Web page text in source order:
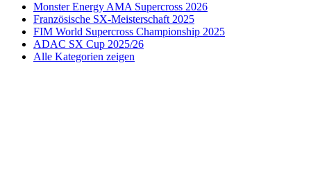
Monster Energy AMA Supercross 2026
Französische SX-Meisterschaft 2025
FIM World Supercross Championship 2025
ADAC SX Cup 2025/26
Alle Kategorien zeigen